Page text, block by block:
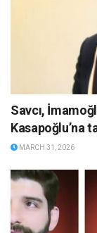
Savcı,
Kasapoğlu’na
MARCH 31, 2026